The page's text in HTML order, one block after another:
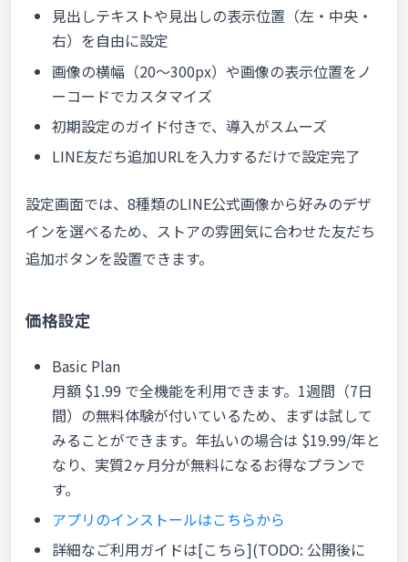
見出しテキストや見出しの表示位置（左・中央・
右）を自由に設定
画像の横幅（20〜300px）や画像の表示位置をノ
ーコードでカスタマイズ
初期設定のガイド付きで、導入がスムーズ
LINE友だち追加URLを入力するだけで設定完了
設定画面では、8種類のLINE公式画像から好みのデザ
インを選べるため、ストアの雰囲気に合わせた友だち
追加ボタンを設置できます。
価格設定
Basic Plan
月額 $1.99 で全機能を利用できます。1週間（7日
間）の無料体験が付いているため、まずは試して
みることができます。年払いの場合は $19.99/年と
なり、実質2ヶ月分が無料になるお得なプランで
す。
アプリのインストールはこちらから
詳細なご利用ガイドは[こちら](TODO: 公開後に